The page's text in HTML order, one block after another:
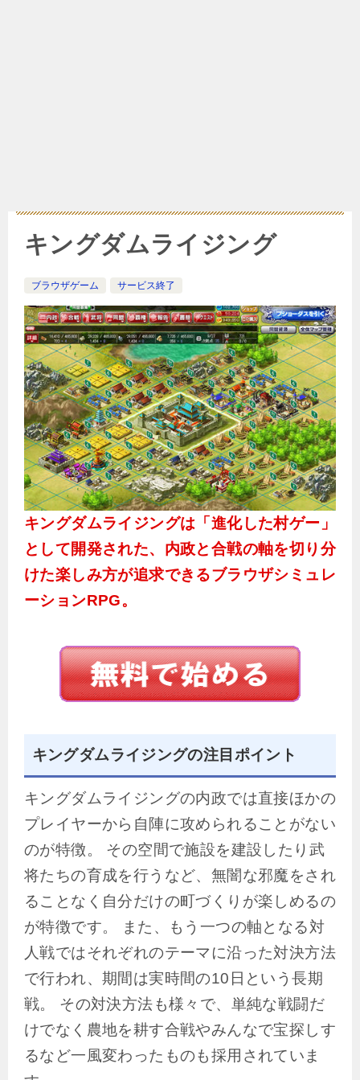
キングダムライジング
ブラウザゲーム サービス終了
キングダムライジングは「進化した村ゲー」
として開発された、内政と合戦の軸を切り分
けた楽しみ方が追求できるブラウザシミュレ
ーションRPG。
キングダムライジングの注目ポイント
キングダムライジングの内政では直接ほかの
プレイヤーから自陣に攻められることがない
のが特徴。 その空間で施設を建設したり武
将たちの育成を行うなど、無闇な邪魔をされ
ることなく自分だけの町づくりが楽しめるの
が特徴です。 また、もう一つの軸となる対
人戦ではそれぞれのテーマに沿った対決方法
で行われ、期間は実時間の10日という長期
戦。 その対決方法も様々で、単純な戦闘だ
けでなく農地を耕す合戦やみんなで宝探しす
るなど一風変わったものも採用されていま